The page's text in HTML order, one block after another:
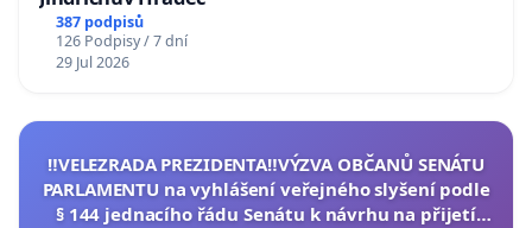
387 podpisů
126 Podpisy / 7 dní
29 Jul 2026
‼️VELEZRADA PREZIDENTA‼️VÝZVA OBČANŮ SENÁTU
PARLAMENTU na vyhlášení veřejného slyšení podle
§ 144 jednacího řádu Senátu k návrhu na přijetí